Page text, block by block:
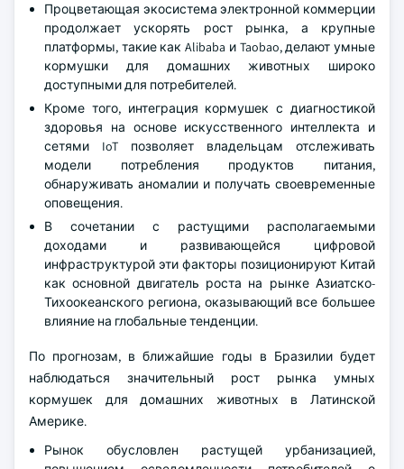
Процветающая экосистема электронной коммерции
продолжает ускорять рост рынка, а крупные
платформы, такие как Alibaba и Taobao, делают умные
кормушки для домашних животных широко
доступными для потребителей.
Кроме того, интеграция кормушек с диагностикой
здоровья на основе искусственного интеллекта и
сетями IoT позволяет владельцам отслеживать
модели потребления продуктов питания,
обнаруживать аномалии и получать своевременные
оповещения.
В сочетании с растущими располагаемыми
доходами и развивающейся цифровой
инфраструктурой эти факторы позиционируют Китай
как основной двигатель роста на рынке Азиатско-
Тихоокеанского региона, оказывающий все большее
влияние на глобальные тенденции.
По прогнозам, в ближайшие годы в Бразилии будет
наблюдаться значительный рост рынка умных
кормушек для домашних животных в Латинской
Америке.
Рынок обусловлен растущей урбанизацией,